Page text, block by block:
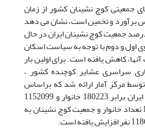
جمعیتی کوچ نشینان کشور از زمان
برآورد و تخمین است، نشان می دهد
جمعیت کوچ نشینان ایران در حال
اول و دوم با توجه به سیاست اسکان
کاهش یافته است. برای اولین بار
سرشماری سراسری عشایر کوچنده کشور ،
مرکز آمار ارائه شد که براساس
این آمارها جمعیت کوچ نشینان ایران برابر 180223 خانوار و 1152099
نفر بوده است که در سال 1387 تعداد خانوار و جمعیت کوچ نشینان به